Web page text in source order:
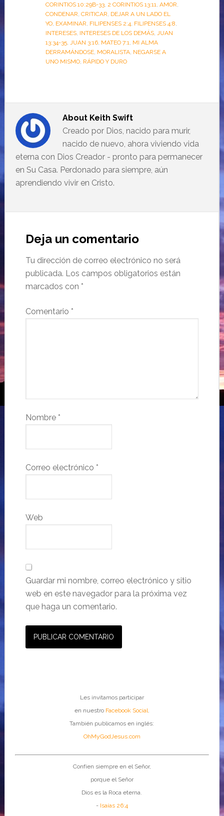
CORINTIOS 10:29B-33, 2 CORINTIOS 13:11, AMOR,
CONDENAR, CRITICAR, DEJAR A UN LADO EL
YO, EXAMINAR, FILIPENSES 2:4, FILIPENSES 4:8,
INTERESES, INTERESES DE LOS DEMÁS, JUAN
13:34-35, JUAN 3:16, MATEO 7:1, MI ALMA
DERRAMÁNDOSE, MORALISTA, NEGARSE A
UNO MISMO, RÁPIDO Y DURO
About Keith Swift
Creado por Dios, nacido para murir,
nacido de nuevo, ahora viviendo vida
eterna con Dios Creador - pronto para permanecer
en Su Casa. Perdonado para siempre, aún
aprendiendo vivir en Cristo.
Deja un comentario
Tu dirección de correo electrónico no será
publicada. Los campos obligatorios están
marcados con *
Comentario *
Nombre *
Correo electrónico *
Web
Guardar mi nombre, correo electrónico y sitio
web en este navegador para la próxima vez
que haga un comentario.
Les invitamos participar
en nuestro Facebook Social.
También publicamos en inglés:
OhMyGodJesus.com
Confíen siempre en el Señor,
porque el Señor
Dios es la Roca eterna.
- Isaías 26:4